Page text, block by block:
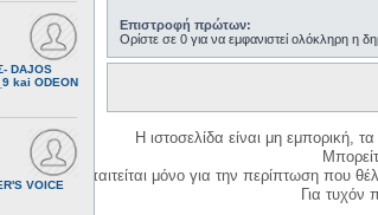
DAJOS
kai ODEON
VOICE
Επιστροφή πρώτων:
Ορίστε σε 0 για να εμφανιστεί ολόκληρη η
Η ιστοσελίδα είναι μη εμπορική,
απαιτείται μόνο για την περίπτωση που
Για τυχόν